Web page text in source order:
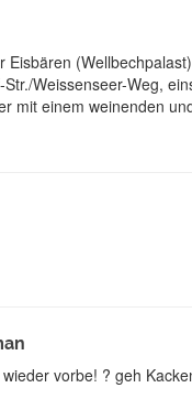
Weissenseer-Weg,
mit einem weinenden
vorbe! ? geh